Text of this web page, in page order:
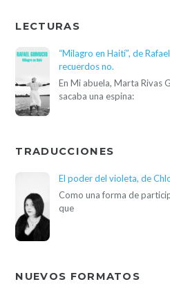
LECTURAS
“Milagro en Haití”, de
recuerdos no.
En Mi abuela, Marta Rivas
sacaba una espina:
TRADUCCIONES
El poder del violeta, de
Como una forma de
que
NUEVOS FORMATOS